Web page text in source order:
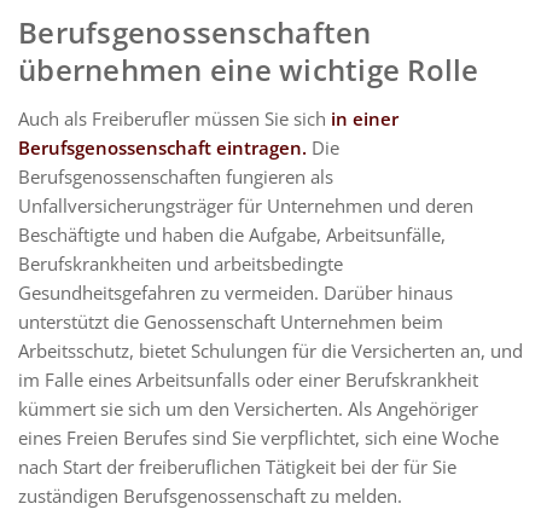
Berufsgenossenschaften
übernehmen eine wichtige Rolle
Auch als Freiberufler müssen Sie sich in einer
Berufsgenossenschaft eintragen. Die
Berufsgenossenschaften fungieren als
Unfallversicherungsträger für Unternehmen und deren
Beschäftigte und haben die Aufgabe, Arbeitsunfälle,
Berufskrankheiten und arbeitsbedingte
Gesundheitsgefahren zu vermeiden. Darüber hinaus
unterstützt die Genossenschaft Unternehmen beim
Arbeitsschutz, bietet Schulungen für die Versicherten an, und
im Falle eines Arbeitsunfalls oder einer Berufskrankheit
kümmert sie sich um den Versicherten. Als Angehöriger
eines Freien Berufes sind Sie verpflichtet, sich eine Woche
nach Start der freiberuflichen Tätigkeit bei der für Sie
zuständigen Berufsgenossenschaft zu melden.